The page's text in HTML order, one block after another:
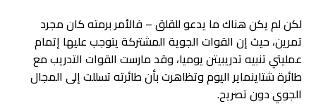
لكن لم يكن هناك ما يدعو للقلق – فالأمر برمته كان مجرد
تمرين، حيث إن القوات الجوية المشتركة يتوجب عليها إتمام
عمليتي تنبيه تدريبيتن يوميا، وقد مارست القوات التدريب مع
طائرة شتاينماير اليوم وتظاهرت بأن طائرته تسللت إلى المجال
الجوي دون تصريح.